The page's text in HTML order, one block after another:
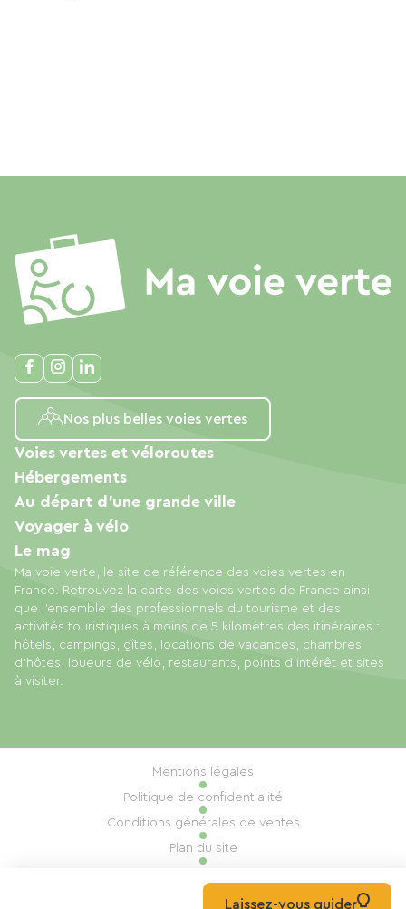
Nos plus belles voies vertes
Ma voie verte, le site de référence des voies vertes en
France. Retrouvez la carte des voies vertes de France ainsi
que l'ensemble des professionnels du tourisme et des
activités touristiques à moins de 5 kilomètres des itinéraires :
hôtels, campings, gîtes, locations de vacances, chambres
d'hôtes, loueurs de vélo, restaurants, points d'intérêt et sites
à visiter.
Voies vertes et véloroutes
Hébergements
Au départ d'une grande ville
Voyager à vélo
Le mag
Mentions légales
Politique de confidentialité
Conditions générales de ventes
Plan du site
Réalisation : Mill, PrivasLaissez-vous guider